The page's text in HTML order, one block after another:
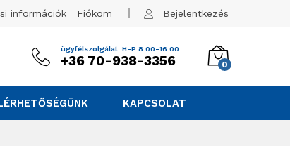
információk Fiókom Bejelentkezés
ügyfélszolgálat: H-P 8.00-16.00
+36 70-938-3356 0
KAPCSOLAT